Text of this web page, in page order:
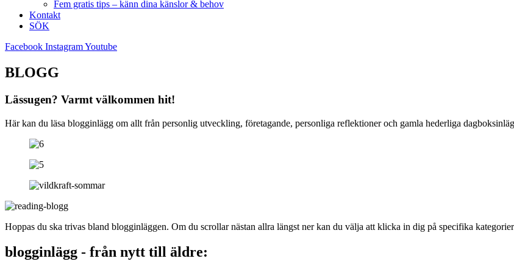
Fem gratis tips – känn dina känslor & behov
Kontakt
SÖK
Facebook InstagramYoutube
BLOGG
Lässugen? Varmt välkommen hit!
Här kan du läsa blogginlägg om allt från personlig utveckling, företagande, personliga reflektioner och gamla hederliga
Hoppas du ska trivas bland blogginläggen. Om du scrollar nästan allra längst ner kan du välja att klicka in dig på specifika
blogginlägg - från nytt till äldre: